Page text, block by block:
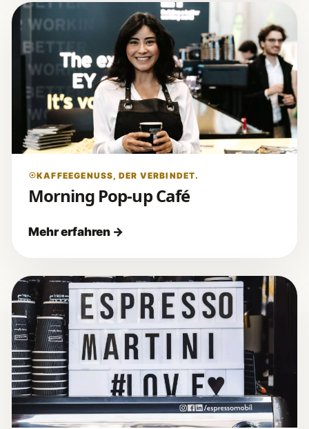
KAFFEEGENUSS, DER VERBINDET.
Morning Pop-up Café